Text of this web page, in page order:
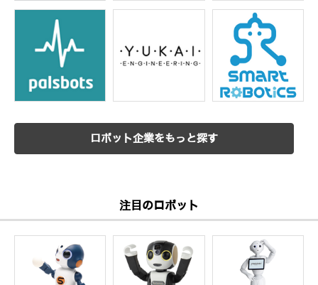
ロボット企業をもっと探す
注目のロボット